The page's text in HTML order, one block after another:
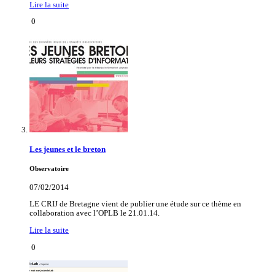
Lire la suite
0
Les jeunes et le breton
Observatoire
07/02/2014
LE CRIJ de Bretagne vient de publier une étude sur ce thème en
collaboration avec l’OPLB le 21.01.14.
Lire la suite
0